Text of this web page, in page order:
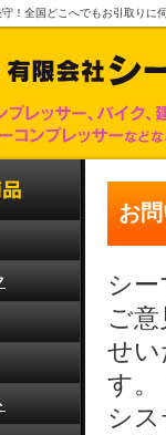
！全国どこへでもお引取りに
お
シ
ご
せい
す。
シ